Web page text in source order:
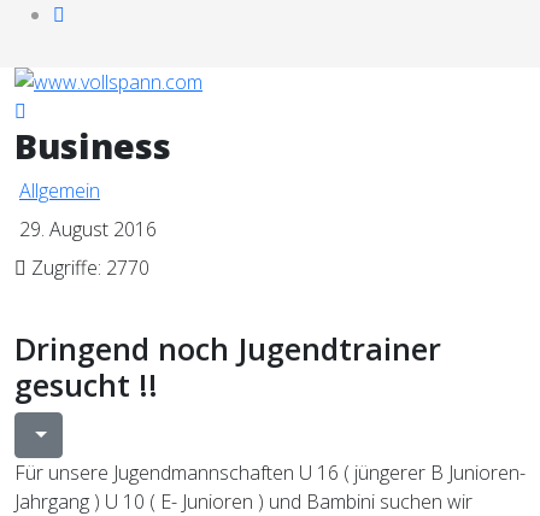
Business
Allgemein
29. August 2016
Zugriffe: 2770
Dringend noch Jugendtrainer
gesucht !!
Für unsere Jugendmannschaften U 16 ( jüngerer B Junioren-
Jahrgang ) U 10 ( E- Junioren ) und Bambini suchen wir